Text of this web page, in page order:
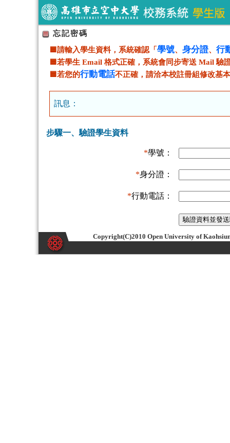
忘記密碼
🟦請輸入學生資料，系統確認「 學號、 身分證、 行
🟦若學生 Email 格式正確，系統會同步寄送 Mail 驗
🟦若您的行動電話不正確，請洽本校註冊組修改基
訊息：
步驟一、驗證學生資料
*學號：
*身分證：
*行動電話：
Copyright(C)2010 Open University of